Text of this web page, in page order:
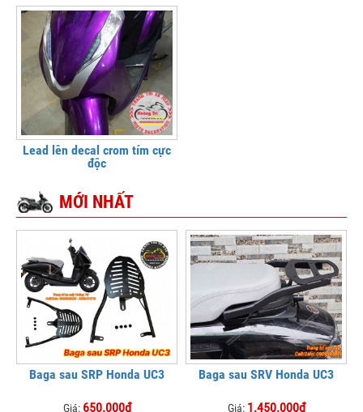
Lead lên decal crom tím cực
độc
MỚI NHẤT
Baga sau SRP Honda UC3
Giá: 650.000đ
Baga sau SRV Honda UC3
Giá: 1.450.000đ